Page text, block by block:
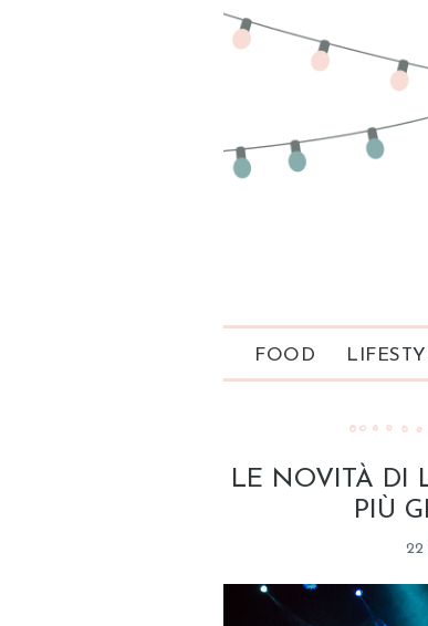
FOOD
LE NOVITÀ DI
PIÙ
22